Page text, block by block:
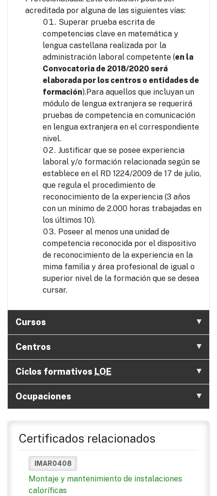
acreditada por alguna de las siguientes vías:
Superar prueba escrita de
competencias clave en matemática y
lengua castellana realizada por la
administración laboral competente (en la
Convocatoria de 2018/2020 será
elaborada por los centros o entidades de
formación).Para aquellos que incluyan un
módulo de lengua extranjera se requerirá
pruebas de competencia en comunicación
en lengua extranjera en el correspondiente
nivel.
Justificar que se posee experiencia
laboral y/o formación relacionada según se
establece en el RD 1224/2009 de 17 de julio,
que regula el procedimiento de
reconocimiento de la experiencia (3 años
con un mínimo de 2.000 horas trabajadas en
los últimos 10).
Poseer al menos una unidad de
competencia reconocida por el dispositivo
de reconocimiento de la experiencia en la
mima familia y área profesional de igual o
superior nivel de la formación que se desea
cursar.
Cursos
Centros
Ciclos formativos LOE
Ocupaciones
Certificados relacionados
IMAR0408
Montaje y mantenimiento de instalaciones
caloríficas